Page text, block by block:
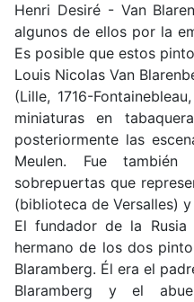
Henri Desiré - Van
algunos de ellos por la
Es posible que estos
Louis Nicolas Van
(Lille, 1716-
miniaturas en
posteriormente las
Meulen. Fue
sobrepuertas que
(biblioteca de Versalles)
El fundador de la Rusia
hermano de los dos
Blaramberg. Él era el
Blaramberg y el